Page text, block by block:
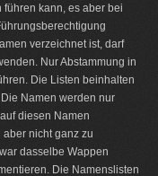
kann, es aber bei
verzeichnet ist, darf
Nur Abstammung in
Die Listen beinhalten
Namen werden nur
diesen Namen
nicht ganz zu
dasselbe Wappen
Die Namenslisten